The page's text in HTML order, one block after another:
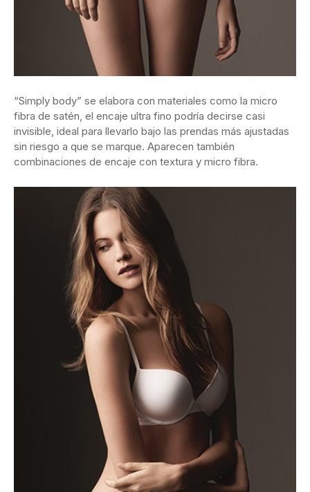
“Simply body” se elabora con materiales como la micro
fibra de satén, el encaje ultra fino podría decirse casi
invisible, ideal para llevarlo bajo las prendas más ajustadas
sin riesgo a que se marque. Aparecen también
combinaciones de encaje con textura y micro fibra.